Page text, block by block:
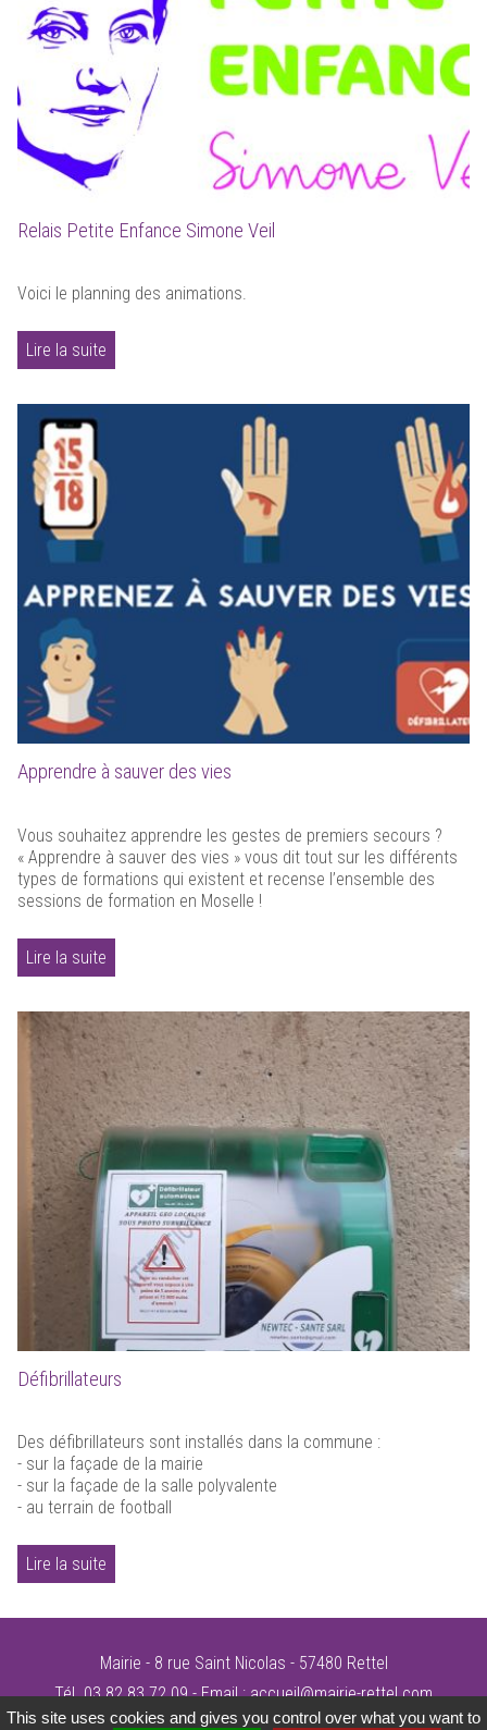
Relais Petite Enfance Simone Veil
Voici le planning des animations.
Lire la suite
Apprendre à sauver des vies
Vous souhaitez apprendre les gestes de premiers secours ?
« Apprendre à sauver des vies » vous dit tout sur les différents
types de formations qui existent et recense l’ensemble des
sessions de formation en Moselle !
Lire la suite
Défibrillateurs
Des défibrillateurs sont installés dans la commune :
- sur la façade de la mairie
- sur la façade de la salle polyvalente
- au terrain de football
Lire la suite
Mairie - 8 rue Saint Nicolas - 57480 Rettel
Tél. 03 82 83 72 09 - Email :accueil@mairie-rettel.com
©Mairie de Rettel-mentions légales-plan du site-conception site alternativedg
This site uses cookies and gives you control over what you want to